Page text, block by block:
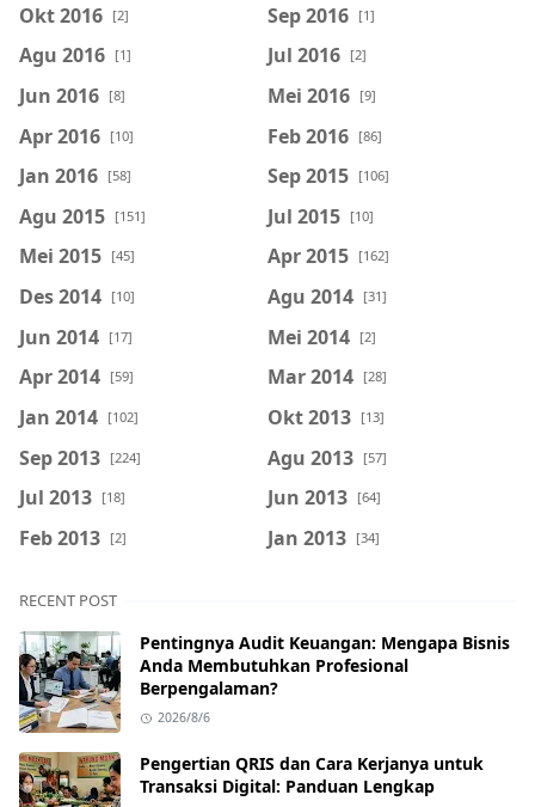
Okt 2016 [2] Sep 2016 [1]
Agu 2016 [1] Jul 2016 [2]
Jun 2016 [8] Mei 2016 [9]
Apr 2016 [10] Feb 2016 [86]
Jan 2016 [58] Sep 2015 [106]
Agu 2015 [151] Jul 2015 [10]
Mei 2015 [45] Apr 2015 [162]
Des 2014 [10] Agu 2014 [31]
Jun 2014 [17] Mei 2014 [2]
Apr 2014 [59] Mar 2014 [28]
Jan 2014 [102] Okt 2013 [13]
Sep 2013 [224] Agu 2013 [57]
Jul 2013 [18] Jun 2013 [64]
Feb 2013 [2] Jan 2013 [34]
RECENT POST
Pentingnya Audit Keuangan: Mengapa Bisnis
Anda Membutuhkan Profesional
Berpengalaman?
2026/8/6
Pengertian QRIS dan Cara Kerjanya untuk
Transaksi Digital: Panduan Lengkap